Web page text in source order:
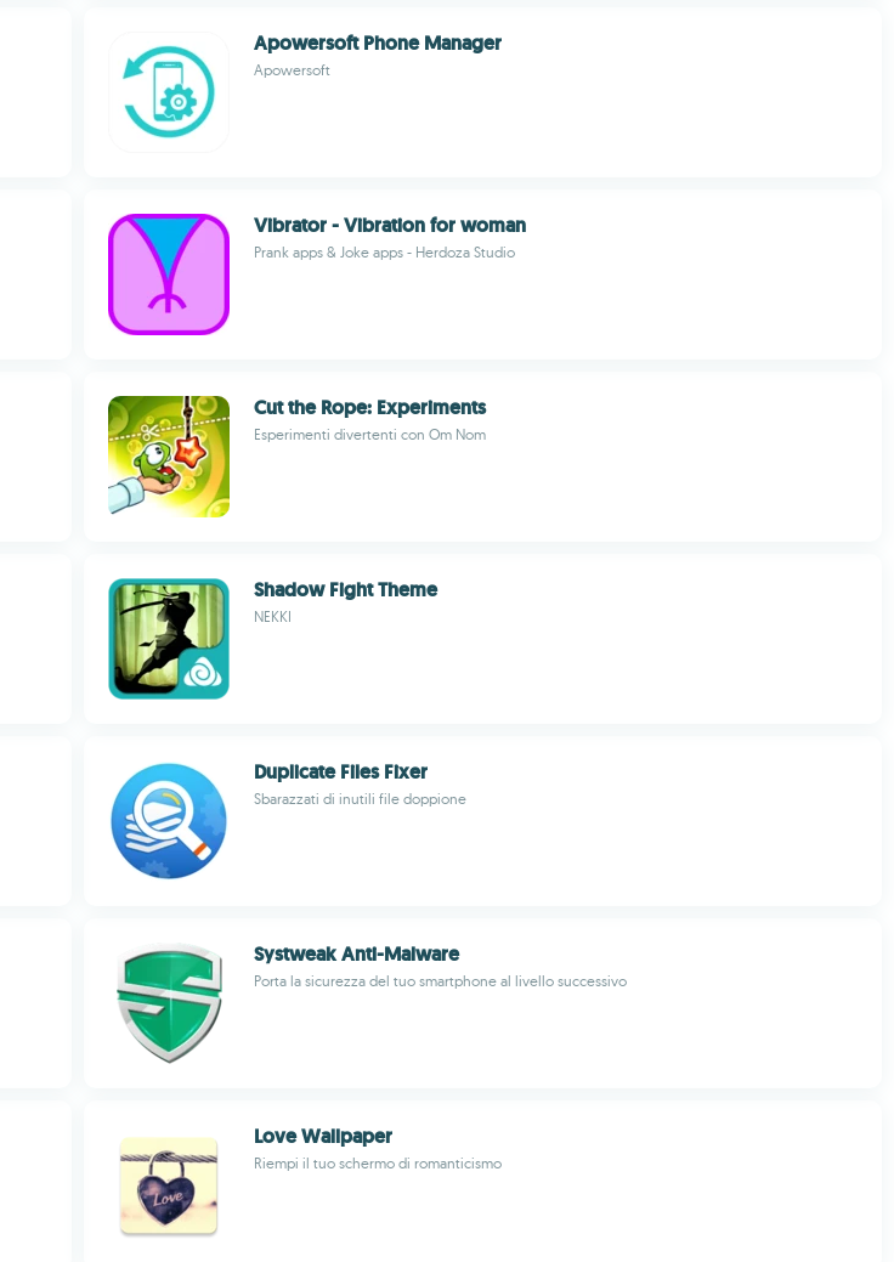
Apowersoft Phone Manager
Apowersoft
Vibrator - Vibration for woman
Prank apps & Joke apps - Herdoza Studio
Cut the Rope: Experiments
Esperimenti divertenti con Om Nom
Shadow Fight Theme
NEKKI
Duplicate Files Fixer
Sbarazzati di inutili file doppione
Systweak Anti-Malware
Porta la sicurezza del tuo smartphone al livello successivo
Love Wallpaper
Riempi il tuo schermo di romanticismo